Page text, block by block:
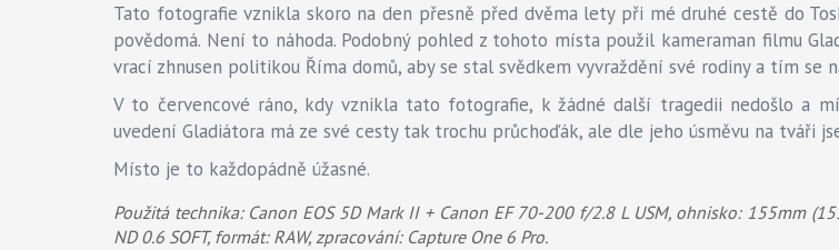
Tato fotografie vznikla skoro na den přesně před dvěma lety při mé druhé cestě do
povědomá. Není to náhoda. Podobný pohled z tohoto místa použil kameraman filmu
vrací zhnusen politikou Říma domů, aby se stal svědkem vyvraždění své rodiny a tím se
V to červencové ráno, kdy vznikla tato fotografie, k žádné další tragedii nedošlo a
uvedení Gladiátora má ze své cesty tak trochu průchoďák, ale dle jeho úsměvu na tváři
Místo je to každopádně úžasné.
Použitá technika: Canon EOS 5D Mark II + Canon EF 70-200 f/2.8 L USM, ohnisko: 155mm
ND 0.6 SOFT, formát: RAW, zpracování: Capture One 6 Pro.